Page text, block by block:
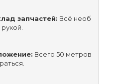
запчастей: Всё необ
Всего 50 метров